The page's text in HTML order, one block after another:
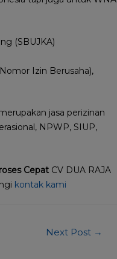
(SBUJKA)
Izin Berusaha),
jasa perizinan
NPWP, SIUP,
Cepat CV DUA RAJA
kontak kami
Next Post →